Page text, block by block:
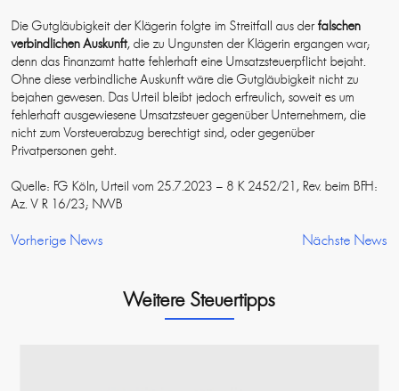
Die Gutgläubigkeit der Klägerin folgte im Streitfall aus derfalschen
verbindlichen Auskunft, die zu Ungunsten der Klägerin ergangen war;
denn das Finanzamt hatte fehlerhaft eine Umsatzsteuerpflicht bejaht.
Ohne diese verbindliche Auskunft wäre die Gutgläubigkeit nicht zu
bejahen gewesen. Das Urteil bleibt jedoch erfreulich, soweit es um
fehlerhaft ausgewiesene Umsatzsteuer gegenüber Unternehmern, die
nicht zum Vorsteuerabzug berechtigt sind, oder gegenüber
Privatpersonen geht.
Quelle: FG Köln, Urteil vom 25.7.2023 – 8 K 2452/21, Rev. beim BFH:
Az. V R 16/23; NWB
Vorherige News Nächste News
Weitere Steuertipps